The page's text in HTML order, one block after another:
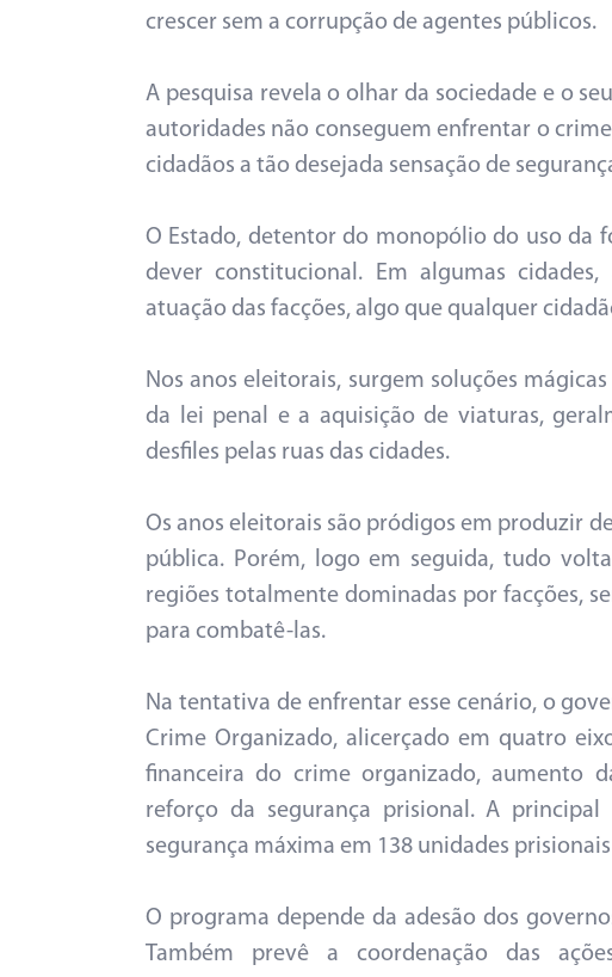
crescer sem a corrupção de agentes públicos.
A pesquisa revela o olhar da sociedade e o
autoridades não conseguem enfrentar o
cidadãos a tão desejada sensação de
O Estado, detentor do monopólio do uso da
dever constitucional. Em algumas
atuação das facções, algo que qualquer
Nos anos eleitorais, surgem soluções
da lei penal e a aquisição de viaturas,
desfiles pelas ruas das cidades.
Os anos eleitorais são pródigos em produzir
pública. Porém, logo em seguida, tudo
regiões totalmente dominadas por facções,
para combatê-las.
Na tentativa de enfrentar esse cenário, o
Crime Organizado, alicerçado em quatro
financeira do crime organizado, aumento
reforço da segurança prisional. A
segurança máxima em 138 unidades
O programa depende da adesão dos
Também prevê a coordenação das